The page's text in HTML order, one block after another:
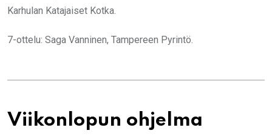
Karhulan Katajaiset Kotka.
7-ottelu: Saga Vanninen, Tampereen Pyrintö.
Viikonlopun ohjelma